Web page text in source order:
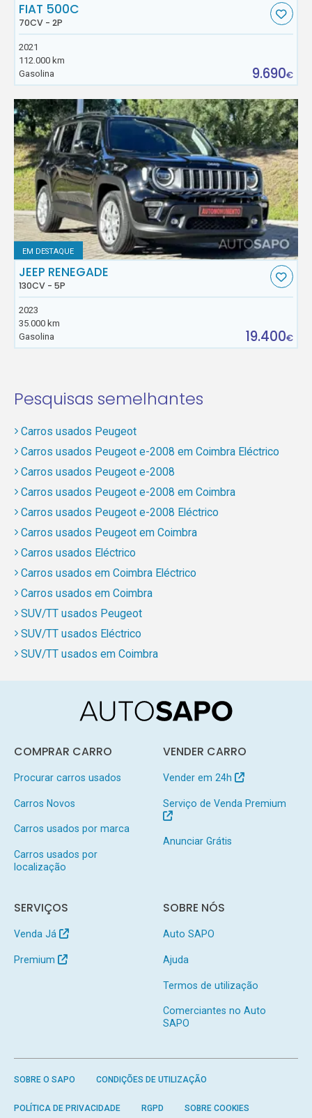
FIAT 500C
70CV - 2P
2021
112.000 km
Gasolina
9.690€
EM DESTAQUE
JEEP RENEGADE
130CV - 5P
2023
35.000 km
Gasolina
19.400€
Pesquisas semelhantes
Carros usados Peugeot
Carros usados Peugeot e-2008 em Coimbra Eléctrico
Carros usados Peugeot e-2008
Carros usados Peugeot e-2008 em Coimbra
Carros usados Peugeot e-2008 Eléctrico
Carros usados Peugeot em Coimbra
Carros usados Eléctrico
Carros usados em Coimbra Eléctrico
Carros usados em Coimbra
SUV/TT usados Peugeot
SUV/TT usados Eléctrico
SUV/TT usados em Coimbra
COMPRAR CARRO
Procurar carros usados
Carros Novos
Carros usados por marca
Carros usados por
localização
VENDER CARRO
Vender em 24h
Serviço de Venda Premium
Anunciar Grátis
SERVIÇOS
Venda Já
Premium
SOBRE NÓS
Auto SAPO
Ajuda
Termos de utilização
Comerciantes no Auto
SAPO
SOBRE O SAPO CONDIÇÕES DE UTILIZAÇÃO
POLÍTICA DE PRIVACIDADE RGPD SOBRE COOKIES